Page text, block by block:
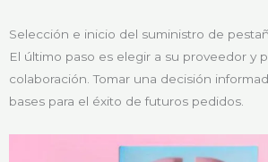
Selección e inicio del suministro de
El último paso es elegir a su proveedor y
colaboración. Tomar una decisión
bases para el éxito de futuros pedidos.